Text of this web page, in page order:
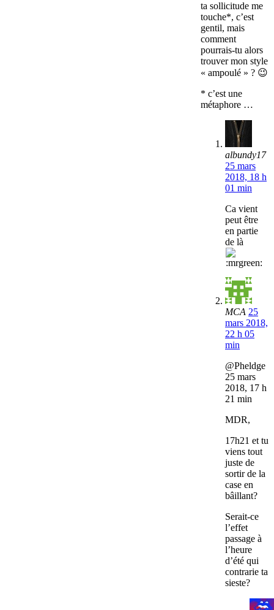
ta sollicitude me
touche*, c’est
gentil, mais
comment
pourrais-tu alors
trouver mon style
« ampoulé » ? 😉
* c’est une
métaphore …
albundy17
25 mars
2018, 18 h
01 min
Ca vient
peut être
en partie
de là
MCA 25
mars 2018,
22 h 05
min
@Pheldge
25 mars
2018, 17 h
21 min
MDR,
17h21 et tu
viens tout
juste de
sortir de la
case en
bâillant?
Serait-ce
l’effet
passage à
l’heure
d’été qui
contrarie ta
sieste?